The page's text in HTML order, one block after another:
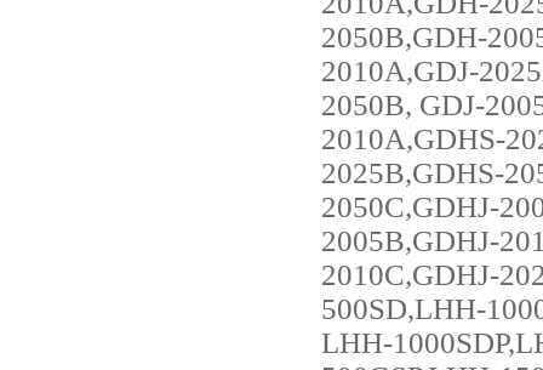
2050B,GDH-
2010A,GDJ-
2050B, GDJ-
2010A,GDHS-
2025B,GDHS-
2050C,GDHJ-
2005B,GDHJ-
2010C,GDHJ-
500SD,LHH-
LHH-